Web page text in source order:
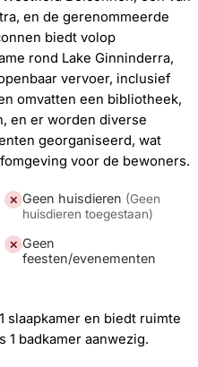
en de gerenommeerde
biedt volop
rond Lake Ginninderra,
vervoer, inclusief
omvatten een bibliotheek,
en er worden diverse
georganiseerd, wat
voor de bewoners.
✕ Geen huisdieren (Geen
huisdieren toegestaan)
✕ Geen
feesten/evenementen
slaapkamer en biedt ruimte
1 badkamer aanwezig.